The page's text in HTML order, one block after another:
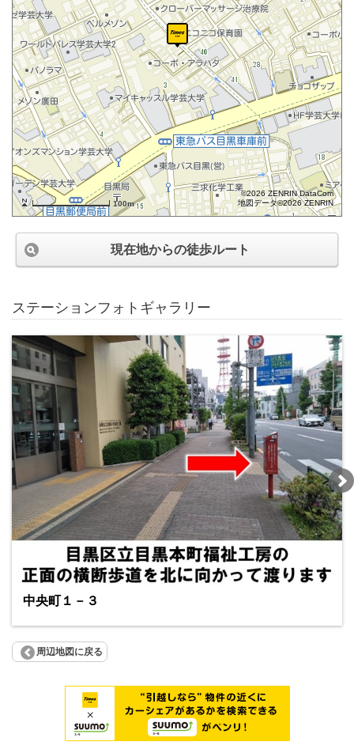
100m
©2026 ZENRIN DataCom
地図データ©2026 ZENRIN
現在地からの徒歩ルート
ステーションフォトギャラリー
中央町１－３
周辺地図に戻る